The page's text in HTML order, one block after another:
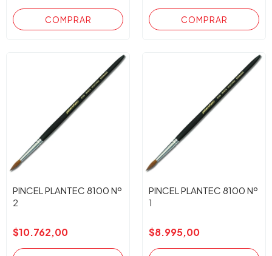
PINCEL PLANTEC 8100 Nº
2
$10.762,00
PINCEL PLANTEC 8100 Nº
1
$8.995,00